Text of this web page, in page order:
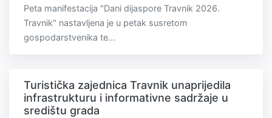
Peta manifestacija "Dani dijaspore Travnik 2026.
Travnik" nastavljena je u petak susretom
gospodarstvenika te...
Turistička zajednica Travnik unaprijedila
infrastrukturu i informativne sadržaje u
središtu grada